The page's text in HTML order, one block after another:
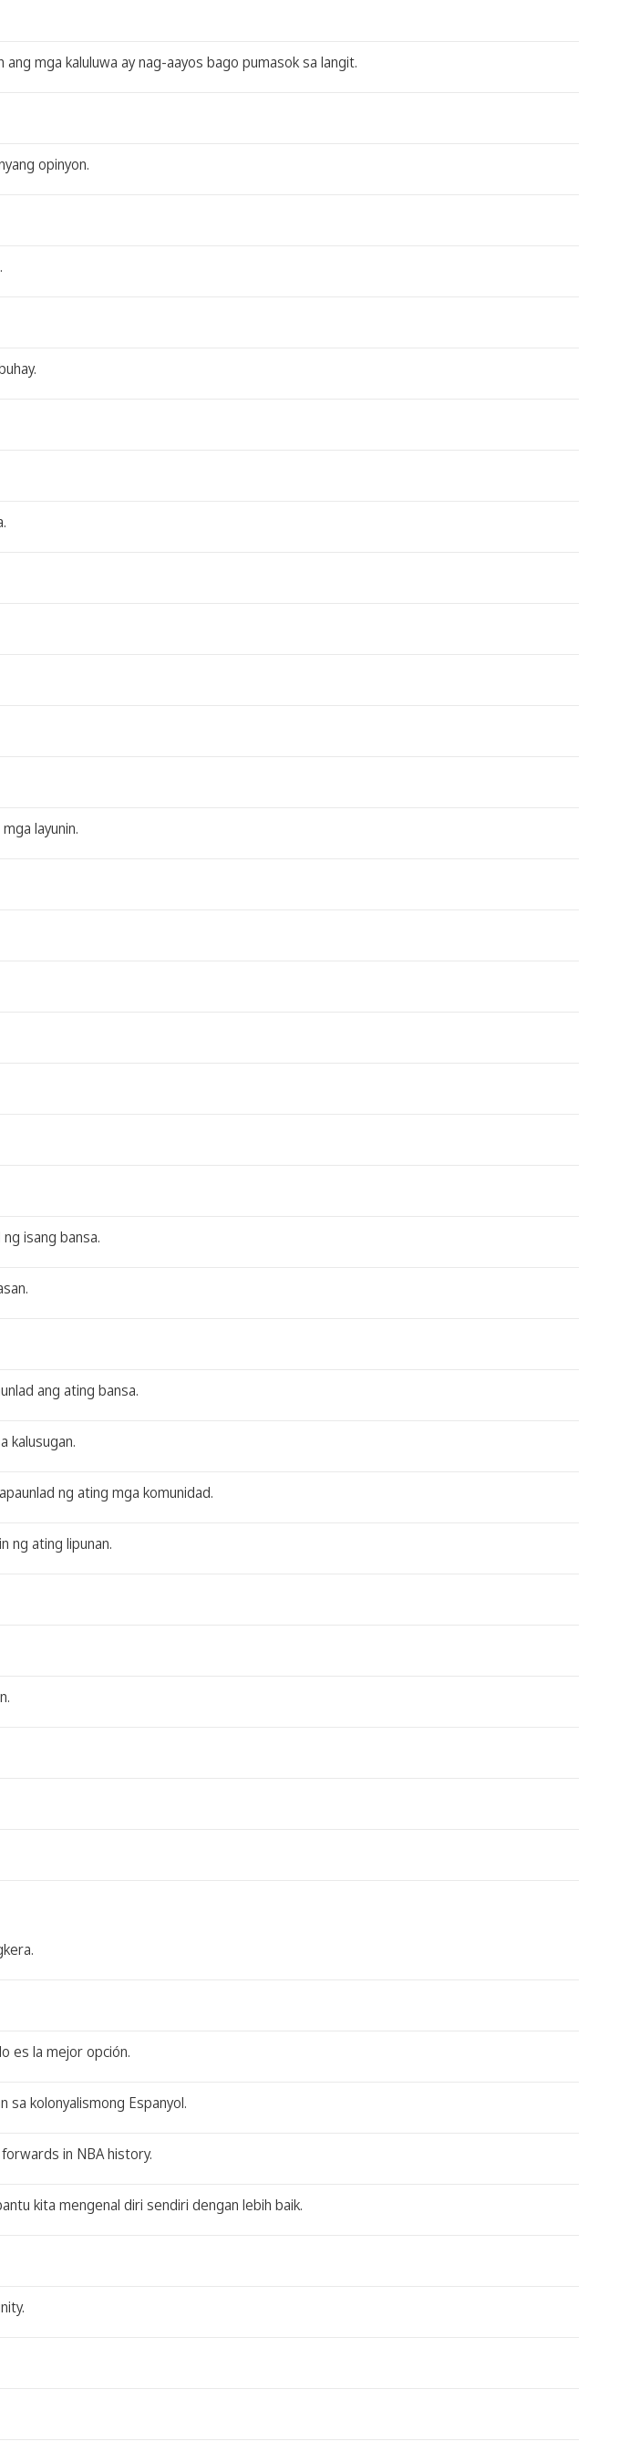
mga kaluluwa ay nag-aayos bago pumasok sa langit.
opinyon.
layunin.
isang bansa.
ang ating bansa.
kalusugan.
ng ating mga komunidad.
ng ating lipunan.
es la mejor opción.
sa kolonyalismong Espanyol.
in NBA history.
kita mengenal diri sendiri dengan lebih baik.